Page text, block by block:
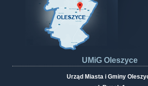
UMiG Oleszyce
Urząd Miasta i Gminy